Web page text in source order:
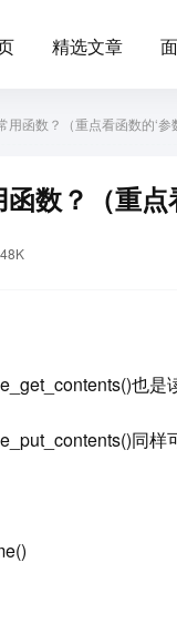
精选文章
函数？（重点看函数的‘参数
数？（重点
也是
同样